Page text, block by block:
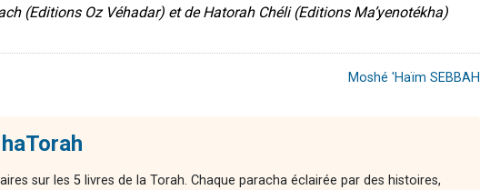
(Editions Oz Véhadar) et de Hatorah Chéli (Editions Ma’yenotékha)
Moshé 'Haïm SEBBAH
sur les 5 livres de la Torah. Chaque paracha éclairée par des histoires,